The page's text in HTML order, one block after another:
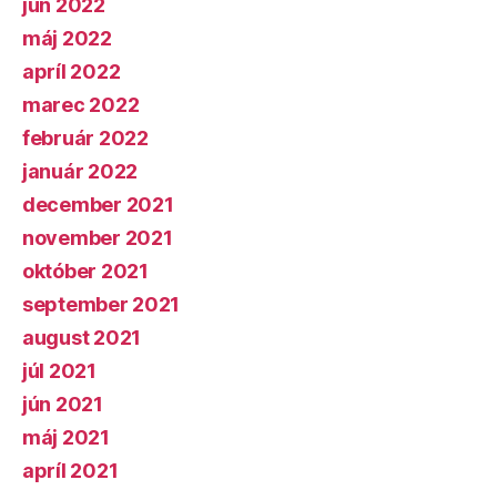
máj 2022
apríl 2022
marec 2022
február 2022
január 2022
december 2021
november 2021
október 2021
september 2021
august 2021
júl 2021
jún 2021
máj 2021
apríl 2021